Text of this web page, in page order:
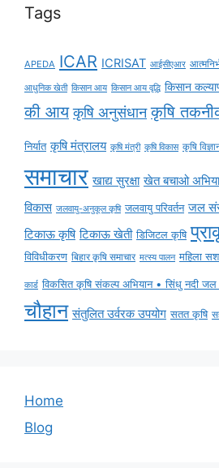
Tags
APEDA ICAR ICRISAT आईसीएआर
आधुनिक खेती किसान आय किसान आय वृद्धि किसान
की आय कृषि अनुसंधान कृषि
निर्यात कृषि मंत्रालय कृषि मंत्री कृषि विकास कृषि
समाचार खाद्य सुरक्षा खेत बचाओ
विकास जलवायु-अनुकूल कृषि जलवायु परिवर्तन जल
टिकाऊ कृषि टिकाऊ खेती डिजिटल कृषि
विविधीकरण बिहार कृषि समाचार मत्स्य पालन महिला
कार्ड विकसित कृषि संकल्प अभियान • सिंधु नदी जल
चौहान संतुलित उर्वरक उपयोग सतत कृषि
Home
Blog